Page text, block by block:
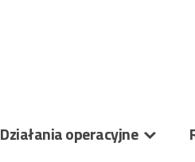
Działania operacyjne